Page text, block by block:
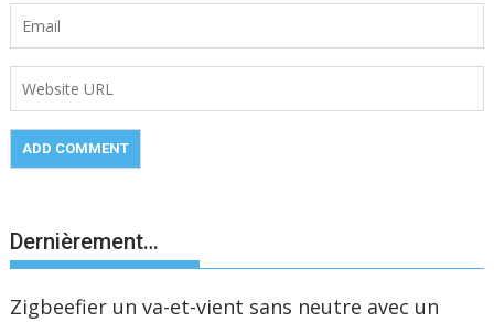
Dernièrement…
Zigbeefier un va-et-vient sans neutre avec un